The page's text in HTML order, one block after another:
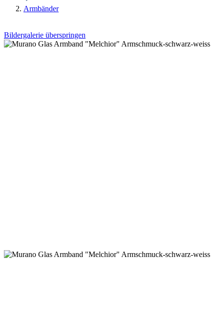
Armbänder
Bildergalerie überspringen